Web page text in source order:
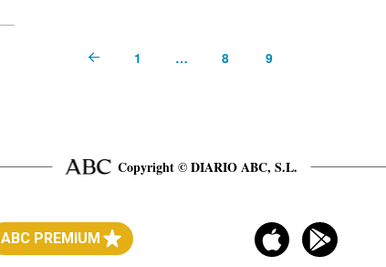
Prev 1 … 8 9
Copyright © DIARIO ABC, S.L.
ABC PREMIUM